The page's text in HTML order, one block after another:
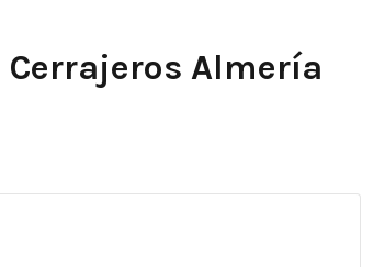
Cerrajeros Almería